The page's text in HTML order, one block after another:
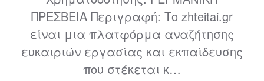
ΠΡΕΣΒΕΙΑ Περιγραφή: Το zhteitai.gr
είναι μια πλατφόρμα αναζήτησης
ευκαιριών εργασίας και εκπαίδευσης
που στέκεται κ…